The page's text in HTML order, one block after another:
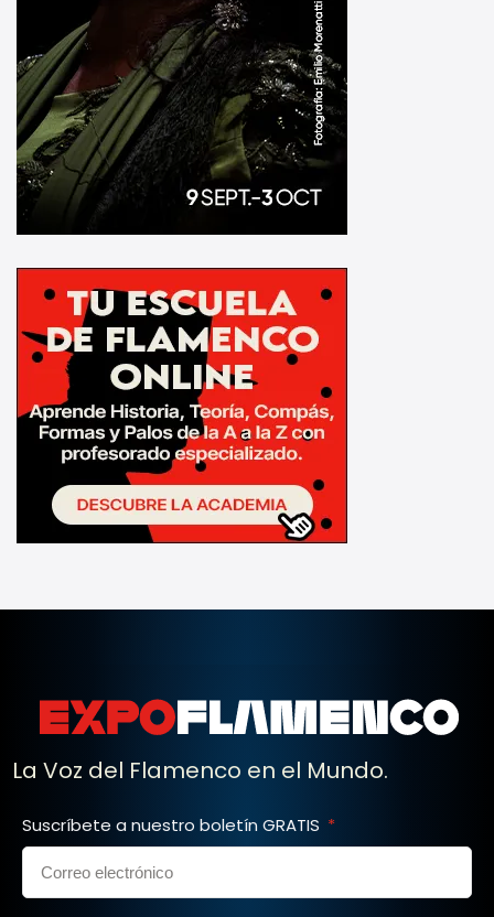
La Voz del Flamenco en el Mundo.
Suscríbete a nuestro boletín GRATIS